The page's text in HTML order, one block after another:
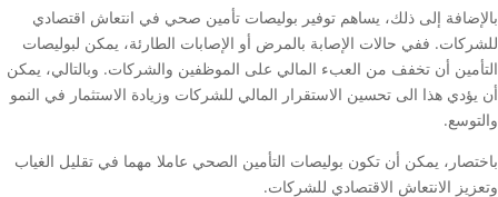
بالإضافة إلى ذلك، يساهم توفير بوليصات تأمين صحي في انتعاش اقتصادي
للشركات. ففي حالات الإصابة بالمرض أو الإصابات الطارئة، يمكن لبوليصات
التأمين أن تخفف من العبء المالي على الموظفين والشركات. وبالتالي، يمكن
أن يؤدي هذا الى تحسين الاستقرار المالي للشركات وزيادة الاستثمار في النمو
والتوسع.
باختصار، يمكن أن تكون بوليصات التأمين الصحي عاملا مهما في تقليل الغياب
وتعزيز الانتعاش الاقتصادي للشركات.